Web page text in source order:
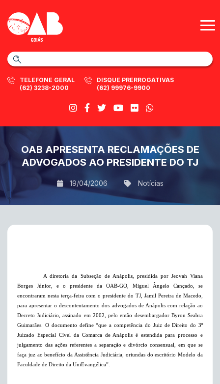
TELEFONE GERAL
(62) 3238-2000
DISQUE PRERROGATIVAS
(62) 99976-9900
OAB APRESENTA RECLAMAÇÕES DE
ADVOGADOS AO PRESIDENTE DO TJ
19/04/2006 Notícias
A diretoria da Subseção de Anápolis, presidida por Jeovah Viana
Borges Júnior, e o presidente da OAB-GO, Miguel Ângelo Cançado, se
encontraram nesta terça-feira com o presidente do TJ, Jamil Pereira de Macedo,
para apresentar o descontentamento dos advogados de Anápolis com relação ao
Decreto Judiciário, assinado em 2002, pelo então desembargador Byron Seabra
Guimarães. O documento define “que a competência do Juiz de Direito do 3º
Juizado Especial Cível da Comarca de Anápolis é estendida para processo e
julgamento das ações referentes a separação e divórcio consensual, em que se
faça juz ao benefício da Assistência Judiciária, oriundas do escritório Modelo da
Faculdade de Direito da UniEvangélica”.